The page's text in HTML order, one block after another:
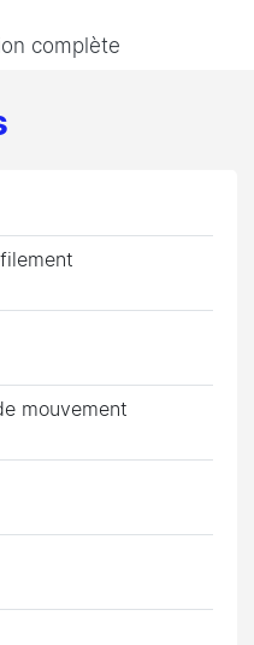
complète
mouvement